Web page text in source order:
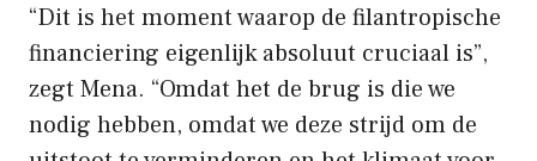
“Dit is het moment waarop de filantropische
financiering eigenlijk absoluut cruciaal is”,
zegt Mena. “Omdat het de brug is die we
nodig hebben, omdat we deze strijd om de